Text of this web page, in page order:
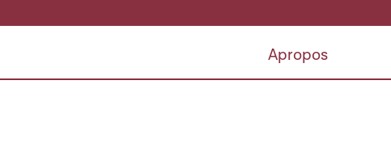
Apropos